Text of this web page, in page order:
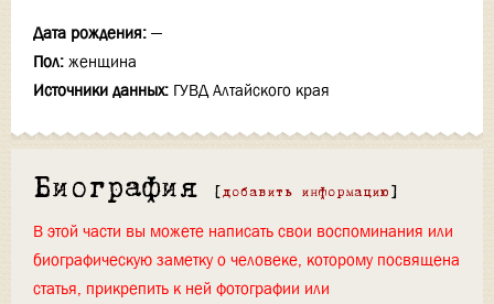
Дата рождения: —
Пол: женщина
Источники данных: ГУВД Алтайского края
Биография [ добавить информацию ]
В этой части вы можете написать свои воспоминания или
биографическую заметку о человеке, которому посвящена
статья, прикрепить к ней фотографии или